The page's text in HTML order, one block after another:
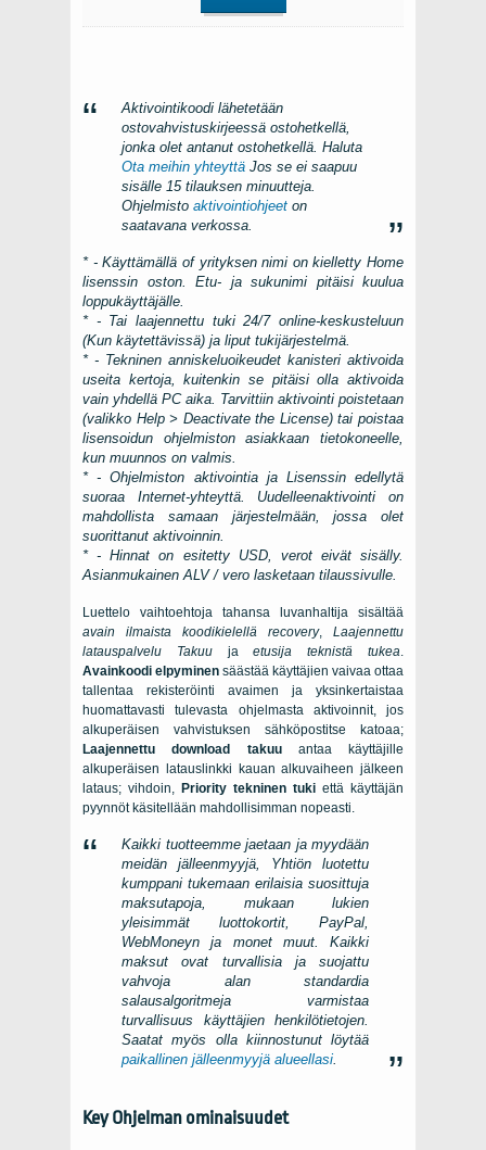
Aktivointikoodi lähetetään
ostovahvistuskirjeessä ostohetkellä,
jonka olet antanut ostohetkellä. Haluta
Ota meihin yhteyttä Jos se ei saapuu
sisälle 15 tilauksen minuutteja.
Ohjelmisto aktivointiohjeet on
saatavana verkossa.
* - Käyttämällä of yrityksen nimi on kielletty Home
lisenssin oston. Etu- ja sukunimi pitäisi kuulua
loppukäyttäjälle.
* - Tai laajennettu tuki 24/7 online-keskusteluun
(Kun käytettävissä) ja liput tukijärjestelmä.
* - Tekninen anniskeluoikeudet kanisteri aktivoida
useita kertoja, kuitenkin se pitäisi olla aktivoida
vain yhdellä PCaika. Tarvittiin aktivointi poistetaan
(valikko Help > Deactivate the License) tai poistaa
lisensoidun ohjelmiston asiakkaan tietokoneelle,
kun muunnos on valmis.
* - Ohjelmiston aktivointia ja Lisenssin edellytä
suoraa Internet-yhteyttä. Uudelleenaktivointi on
mahdollista samaan järjestelmään, jossa olet
suorittanut aktivoinnin.
* - Hinnat on esitetty USD, verot eivät sisälly.
Asianmukainen ALV / vero lasketaan tilaussivulle.
Luettelo vaihtoehtoja tahansa luvanhaltija sisältää
avain ilmaista koodikielellä recovery, Laajennettu
latauspalvelu Takuujaetusija teknistä tukea.
Avainkoodi elpyminen säästää käyttäjien vaivaa ottaa
tallentaa rekisteröinti avaimen ja yksinkertaistaa
huomattavasti tulevasta ohjelmasta aktivoinnit, jos
alkuperäisen vahvistuksen sähköpostitse katoaa;
Laajennettu download takuuantaa käyttäjille
alkuperäisen latauslinkki kauan alkuvaiheen jälkeen
lataus; vihdoin, Priority tekninen tuki että käyttäjän
pyynnöt käsitellään mahdollisimman nopeasti.
Kaikki tuotteemme jaetaan ja myydään
meidän jälleenmyyjä, Yhtiön luotettu
kumppani tukemaan erilaisia ​​suosittuja
maksutapoja, mukaan lukien
yleisimmät luottokortit, PayPal,
WebMoneyn ja monet muut. Kaikki
maksut ovat turvallisia ja suojattu
vahvoja alan standardia
salausalgoritmeja varmistaa
turvallisuus käyttäjien henkilötietojen.
Saatat myös olla kiinnostunut löytää
paikallinen jälleenmyyjä alueellasi.
Key Ohjelman ominaisuudet